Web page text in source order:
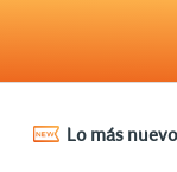
Lo más nuevo